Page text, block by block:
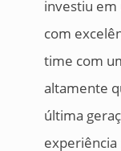
investiu
com
time com
altamente
última
experiência